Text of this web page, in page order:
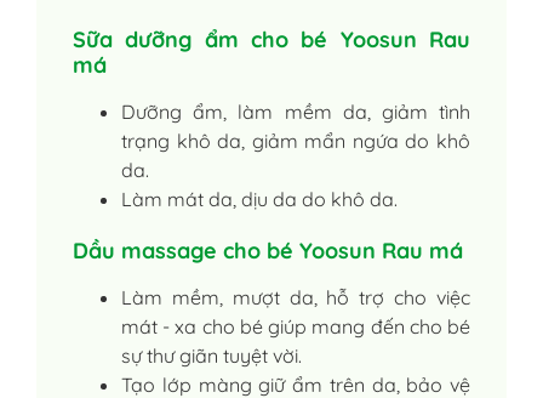
Sữa dưỡng ẩm cho bé Yoosun Rau
má
Dưỡng ẩm, làm mềm da, giảm tình
trạng khô da, giảm mẩn ngứa do khô
da.
Làm mát da, dịu da do khô da.
Dầu massage cho bé Yoosun Rau má
Làm mềm, mượt da, hỗ trợ cho việc
mát - xa cho bé giúp mang đến cho bé
sự thư giãn tuyệt vời.
Tạo lớp màng giữ ẩm trên da, bảo vệ